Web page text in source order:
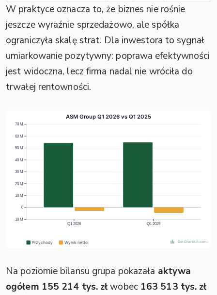
W praktyce oznacza to, że biznes nie rośnie
jeszcze wyraźnie sprzedażowo, ale spółka
ograniczyła skalę strat. Dla inwestora to sygnał
umiarkowanie pozytywny: poprawa efektywności
jest widoczna, lecz firma nadal nie wróciła do
trwałej rentowności.
Na poziomie bilansu grupa pokazała aktywa
ogółem 155 214 tys. złwobec 163 513 tys. zł